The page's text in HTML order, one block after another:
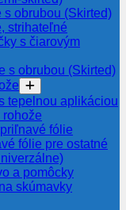
s obrubou (Skirted)
strihateľné
s čiarovým
s obrubou (Skirted)
tepelnou aplikáciou
rohože
fólie
fólie pre ostatné
a pomôcky
skúmavky